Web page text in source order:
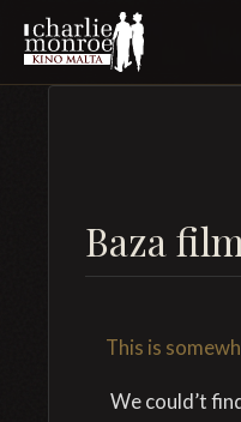
Baza
This is
We could’t